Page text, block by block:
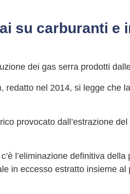
su carburanti e
dei gas serra prodotti
redatto nel 2014, si legge che
provocato dall’estrazione
l’eliminazione definitiva
in eccesso estratto insieme